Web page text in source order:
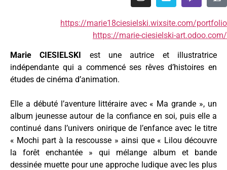
https://marie18ciesielski.wixsite.com/portfolio
https://marie-ciesielski-art.odoo.com/
Marie CIESIELSKI est une autrice et illustratrice
indépendante qui a commencé ses rêves d’histoires en
études de cinéma d’animation.
Elle a débuté l’aventure littéraire avec « Ma grande », un
album jeunesse autour de la confiance en soi, puis elle a
continué dans l’univers onirique de l’enfance avec le titre
« Mochi part à la rescousse » ainsi que « Lilou découvre
la forêt enchantée » qui mélange album et bande
dessinée muette pour une approche ludique avec les plus